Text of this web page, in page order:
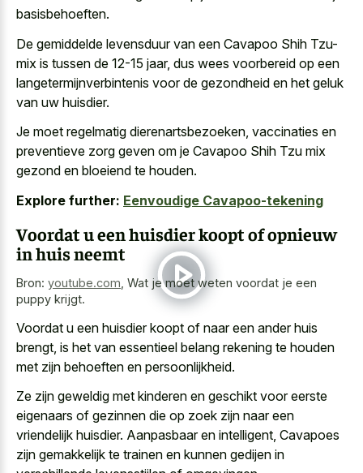
basisbehoeften.
De gemiddelde levensduur van een Cavapoo Shih Tzu-
mix is tussen de 12-15 jaar, dus wees voorbereid op een
langetermijnverbintenis voor de gezondheid en het geluk
van uw huisdier.
Je moet regelmatig dierenartsbezoeken, vaccinaties en
preventieve zorg geven om je Cavapoo Shih Tzu mix
gezond en bloeiend te houden.
Explore further: Eenvoudige Cavapoo-tekening
Voordat u een huisdier koopt of opnieuw
in huis neemt
Bron: youtube.com Wat je moet weten voordat je een
puppy krijgt.
Voordat u een huisdier koopt of naar een ander huis
brengt, is het van essentieel belang rekening te houden
met zijn behoeften en persoonlijkheid.
Ze zijn geweldig met kinderen en geschikt voor eerste
eigenaars of gezinnen die op zoek zijn naar een
vriendelijk huisdier. Aanpasbaar en intelligent, Cavapoes
zijn gemakkelijk te trainen en kunnen gedijen in